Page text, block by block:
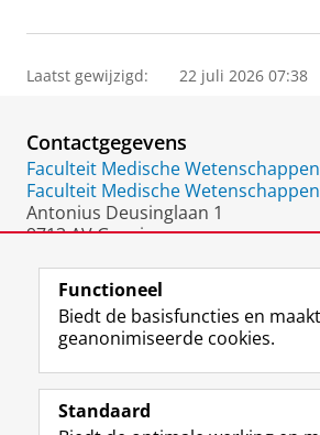
I
e
r
P
o
r
t
a
Laatst gewijzigd: 22 juli 2026 07:38
Contactgegevens
Faculteit Medische
Faculteit Medische
Antonius Deusinglaan 1
9713 AV Groningen
Volg de RUG
F
a
L
i
Functioneel
Biedt de basisfuncties en
geanonimiseerde cookies.
Standaard